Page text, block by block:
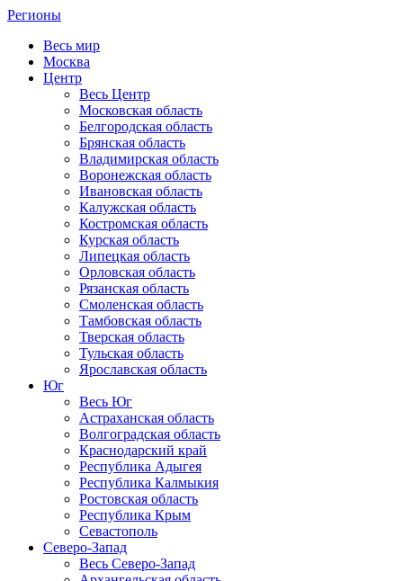
Регионы
Весь мир
Москва
Центр
Весь Центр
Московская область
Белгородская область
Брянская область
Владимирская область
Воронежская область
Ивановская область
Калужская область
Костромская область
Курская область
Липецкая область
Орловская область
Рязанская область
Смоленская область
Тамбовская область
Тверская область
Тульская область
Ярославская область
Юг
Весь Юг
Астраханская область
Волгоградская область
Краснодарский край
Республика Адыгея
Республика Калмыкия
Ростовская область
Республика Крым
Севастополь
Северо-Запад
Весь Северо-Запад